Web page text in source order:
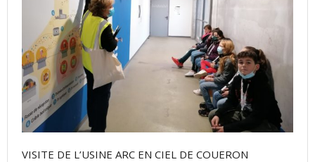
VISITE DE L’USINE ARC EN CIEL DE COUERON